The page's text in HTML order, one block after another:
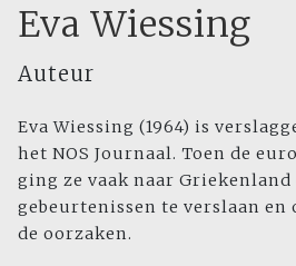
Eva Wiessing
Auteur
Eva Wiessing (1964) is
het NOS Journaal. Toen de
ging ze vaak naar Griekenland
gebeurtenissen te verslaan en
de oorzaken.